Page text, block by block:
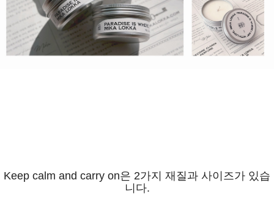
Keep calm and carry on은 2가지 재질과 사이즈가 있습
니다.